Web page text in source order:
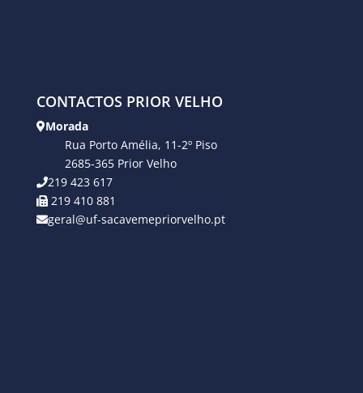
CONTACTOS PRIOR VELHO
Morada
Rua Porto Amélia, 11-2º Piso
2685-365 Prior Velho
219 423 617
219 410 881
geral@uf-sacavemepriorvelho.pt